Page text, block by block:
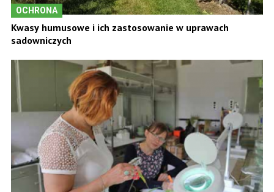
OCHRONA
Kwasy humusowe i ich zastosowanie w uprawach
sadowniczych